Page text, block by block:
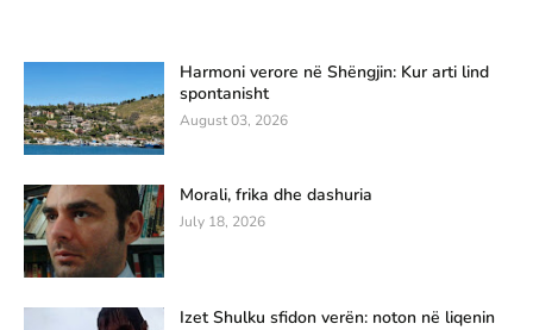
Harmoni verore në Shëngjin: Kur arti lind
spontanisht
August 03, 2026
Morali, frika dhe dashuria
July 18, 2026
Izet Shulku sfidon verën: noton në liqenin